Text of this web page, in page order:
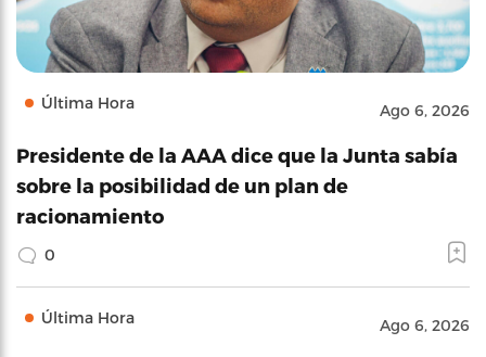
Última Hora Ago 6, 2026
Presidente de la AAA dice que la Junta sabía
sobre la posibilidad de un plan de
racionamiento
0
Última Hora Ago 6, 2026